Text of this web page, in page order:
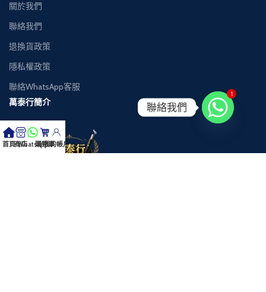
關於我們
聯絡我們
退換貨政策
隱私權政策
聯絡WhatsApp客服
萬泰行簡介
首頁商店
Whatsapp
購物車我的帳戶
1
聯絡我們